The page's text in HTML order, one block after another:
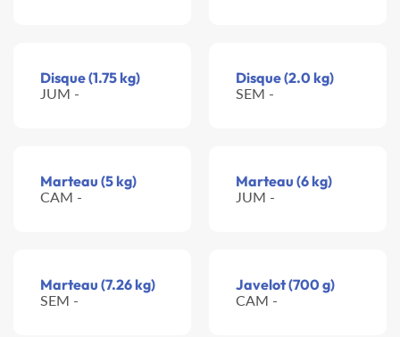
Disque (1.75 kg)
JUM -
Disque (2.0 kg)
SEM -
Marteau (5 kg)
CAM -
Marteau (6 kg)
JUM -
Marteau (7.26 kg)
SEM -
Javelot (700 g)
CAM -